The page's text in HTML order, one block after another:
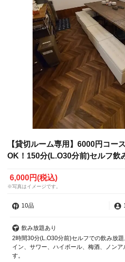
【貸切ルーム専用】6000円コー
OK！150分(L.O30分前)セルフ飲
6,000円(税込)
※写真はイメージです。
10品
飲み放題あり
2時間30分(L.O30分前)セルフでの飲み放
イン、サワー、ハイボール、梅酒、ノン
す。